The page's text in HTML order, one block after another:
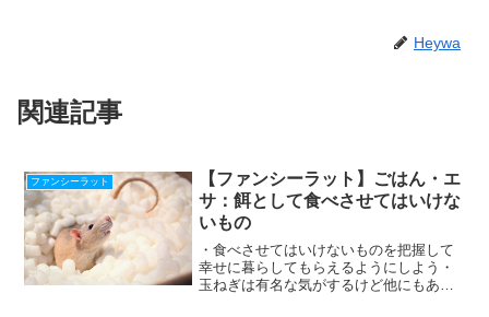
Heywa
関連記事
ファンシーラット
【ファンシーラット】ごはん・エ
サ：餌として食べさせてはいけな
いもの
・食べさせてはいけないものを把握して
幸せに暮らしてもらえるようにしよう・
玉ねぎは有名な気がするけど他にもあ